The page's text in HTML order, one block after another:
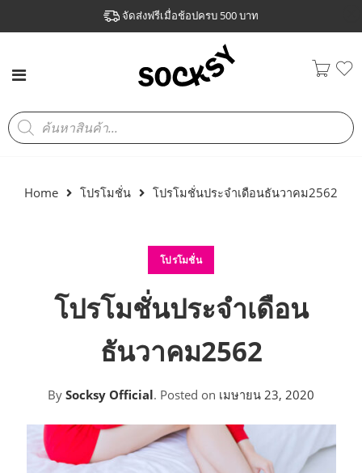
จัดส่งฟรีเมื่อช้อปครบ 500 บาท
Home โปรโมชั่น โปรโมชั่นประจำเดือนธันวาคม2562
โปรโมชั่น
โปรโมชั่นประจำเดือน
ธันวาคม2562
By Socksy Official. Posted on เมษายน 23, 2020